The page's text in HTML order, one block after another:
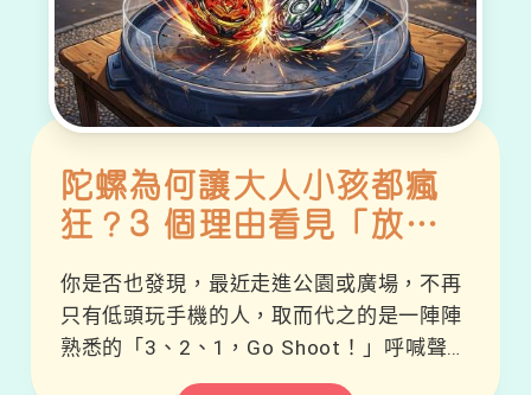
陀螺為何讓大人小孩都瘋
狂？3 個理由看見「放下
你是否也發現，最近走進公園或廣場，不再
只有低頭玩手機的人，取而代之的是一陣陣
熟悉的「3、2、1，Go Shoot！」呼喊聲？
90 年代風靡一時的經典玩具——陀螺，最近